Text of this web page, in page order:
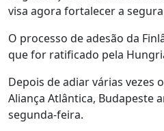
visa agora fortalecer a
O processo de adesão da
que for ratificado pela
Depois de adiar várias vezes
Aliança Atlântica, Budapeste
segunda-feira.